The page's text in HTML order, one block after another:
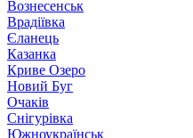
Вознесенськ
Врадіївка
Єланець
Казанка
Криве Озеро
Новий Буг
Очаків
Снігурівка
Южноукраїнськ